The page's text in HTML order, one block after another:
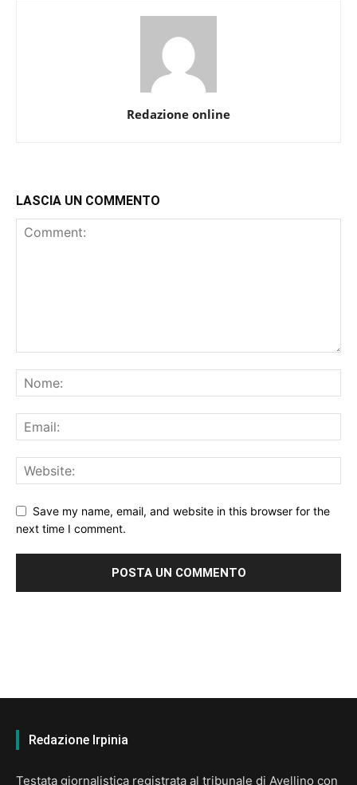
Redazione online
LASCIA UN COMMENTO
Save my name, email, and website in this browser for the
next time I comment.
Redazione Irpinia
Testata giornalistica registrata al tribunale di Avellino con